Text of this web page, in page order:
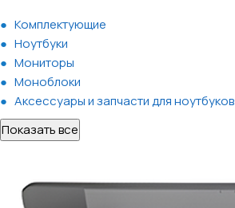
Комплектующие
Ноутбуки
Мониторы
Моноблоки
Аксессуары и запчасти для ноутбуков
Показать все